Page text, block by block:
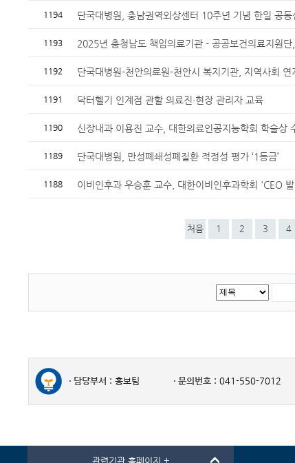
1194 단국대병원, 충남권역외상센터 10주년 기념 한일 공동
1193 2025년 충청남도 책임의료기관 - 공공보건의료지원단
1192 단국대병원-천안의료원-천안시 복지기관, 지역사회
1191 닥터헬기 인계점 관할 의료진·현장 관리자 교육
1190 신장내과 이용진 교수, 대한의료인공지능학회 학술상
1189 단국대병원, 만성폐쇄성폐질환 적정성 평가 ‘1등급’
1188 이비인후과 우승훈 교수, 대한이비인후과학회 'CEO
처음 1 2 3 4
담당부서 : 홍보팀 문의번호 : 041-550-7012
관련기관 홈페이지 +